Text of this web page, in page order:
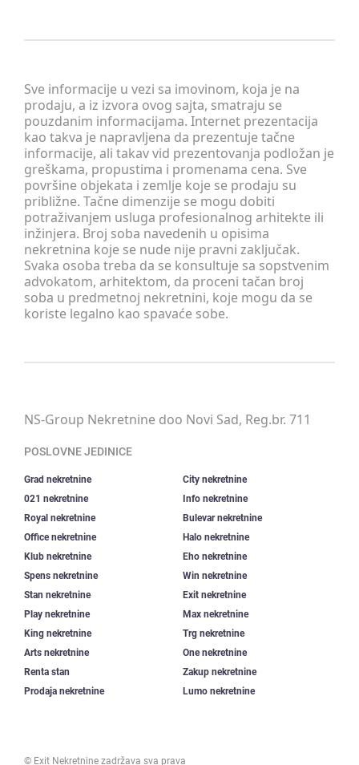
Sve informacije u vezi sa imovinom, koja je na
prodaju, a iz izvora ovog sajta, smatraju se
pouzdanim informacijama. Internet prezentacija
kao takva je napravljena da prezentuje tačne
informacije, ali takav vid prezentovanja podložan je
greškama, propustima i promenama cena. Sve
površine objekata i zemlje koje se prodaju su
približne. Tačne dimenzije se mogu dobiti
potraživanjem usluga profesionalnog arhitekte ili
inžinjera. Broj soba navedenih u opisima
nekretnina koje se nude nije pravni zaključak.
Svaka osoba treba da se konsultuje sa sopstvenim
advokatom, arhitektom, da proceni tačan broj
soba u predmetnoj nekretnini, koje mogu da se
koriste legalno kao spavaće sobe.
NS-Group Nekretnine doo Novi Sad, Reg.br. 711
POSLOVNE JEDINICE
Grad nekretnine
City nekretnine
021 nekretnine
Info nekretnine
Royal nekretnine
Bulevar nekretnine
Office nekretnine
Halo nekretnine
Klub nekretnine
Eho nekretnine
Spens nekretnine
Win nekretnine
Stan nekretnine
Exit nekretnine
Play nekretnine
Max nekretnine
King nekretnine
Trg nekretnine
Arts nekretnine
One nekretnine
Renta stan
Zakup nekretnine
Prodaja nekretnine
Lumo nekretnine
© Exit Nekretnine zadržava sva prava